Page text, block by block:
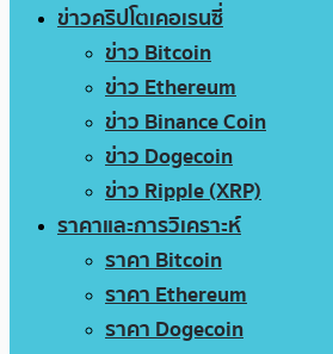
ข่าวคริปโตเคอเรนซี่
ข่าว Bitcoin
ข่าว Ethereum
ข่าว Binance Coin
ข่าว Dogecoin
ข่าว Ripple (XRP)
ราคาและการวิเคราะห์
ราคา Bitcoin
ราคา Ethereum
ราคา Dogecoin